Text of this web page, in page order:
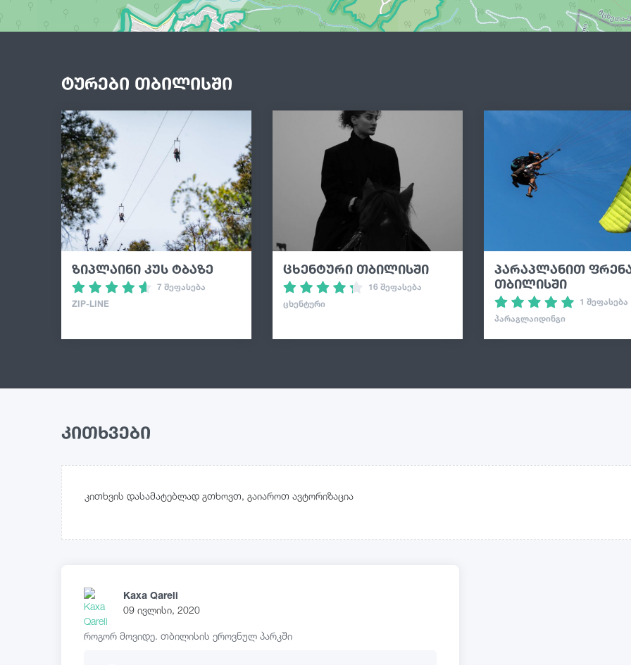
ტურები თბილისში
ზიპლაინი კუს ტბაზე
7 შეფასება
ZIP-LINE
ცხენტური თბილისში
16 შეფასება
ᲪᲮᲔᲜᲢᲣᲠᲘ
პარაპლანით
თბილისში
1 შეფასება
ᲞᲐᲠᲐᲒᲚᲐᲘᲓᲘᲜᲒᲘ
კითხვები
კითხვის დასამატებლად გთხოვთ, გაიაროთ ავტორიზაცია
Kaxa Qareli
09 ივლისი, 2020
როგორ მოვიდე. თბილისის ეროვნულ პარკში